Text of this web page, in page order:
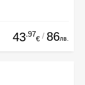
43.97
€ / 86лв.